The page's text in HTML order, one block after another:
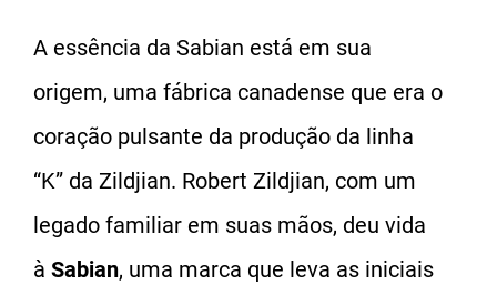
A essência da Sabian está em sua
origem, uma fábrica canadense que era o
coração pulsante da produção da linha
“K” da Zildjian. Robert Zildjian, com um
legado familiar em suas mãos, deu vida
à Sabian, uma marca que leva as iniciais